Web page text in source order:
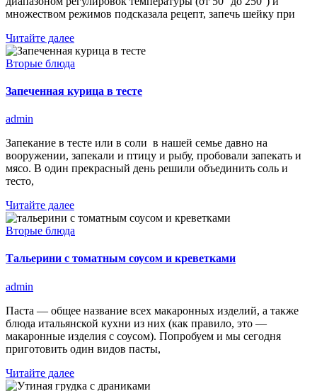
множеством режимов подсказала рецепт, запечь шейку при
Читайте далее
Вторые блюда
Запеченная курица в тесте
admin
Запекание в тесте или в соли в нашей семье давно на
вооружении, запекали и птицу и рыбу, пробовали запекать и
мясо. В один прекрасный день решили объединить соль и
тесто,
Читайте далее
Вторые блюда
Тальерини с томатным соусом и креветками
admin
Паста — общее название всех макаронных изделий, а также
блюда итальянской кухни из них (как правило, это —
макаронные изделия с соусом). Попробуем и мы сегодня
приготовить один видов пасты,
Читайте далее